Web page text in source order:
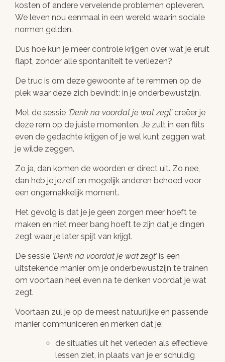
kosten of andere vervelende problemen opleveren.
We leven nou eenmaal in een wereld waarin sociale
normen gelden.
Dus hoe kun je meer controle krijgen over wat je eruit
flapt, zonder alle spontaniteit te verliezen?
De truc is om deze gewoonte af te remmen op de
plek waar deze zich bevindt: in je onderbewustzijn.
Met de sessie Denk na voordat je wat zegtcreëer je
deze rem op de juiste momenten. Je zult in een flits
even de gedachte krijgen of je wel kunt zeggen wat
je wilde zeggen.
Zo ja, dan komen de woorden er direct uit. Zo nee,
dan heb je jezelf en mogelijk anderen behoed voor
een ongemakkelijk moment.
Het gevolg is dat je je geen zorgen meer hoeft te
maken en niet meer bang hoeft te zijn dat je dingen
zegt waar je later spijt van krijgt.
De sessie Denk na voordat je wat zegtis een
uitstekende manier om je onderbewustzijn te trainen
om voortaan heel even na te denken voordat je wat
zegt.
Voortaan zul je op de meest natuurlijke en passende
manier communiceren en merken dat je:
de situaties uit het verleden als effectieve
lessen ziet, in plaats van je er schuldig